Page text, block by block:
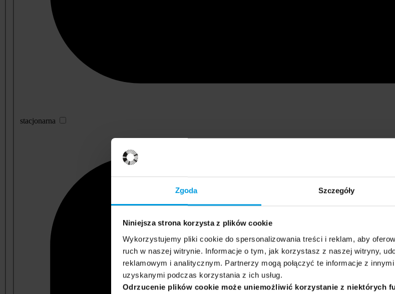
Zgoda Szczegóły
Niniejsza strona korzysta z plików cookie
Wykorzystujemy pliki cookie do spersonalizowania treści i reklam, aby
ruch w naszej witrynie. Informacje o tym, jak korzystasz z naszej witryny,
reklamowym i analitycznym. Partnerzy mogą połączyć te informacje z
uzyskanymi podczas korzystania z ich usług.
Odrzucenie plików cookie może uniemożliwić korzystanie z niektórych
stacjonarna